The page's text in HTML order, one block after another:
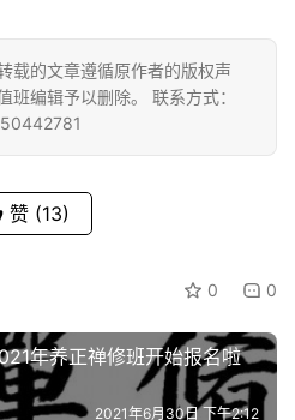
载的文章遵循原作者的版权声
班编辑予以删除。 联系方式：
赞 (13)
0 0
年养正禅修班开始报名啦
2021年6月30日 下午2:12